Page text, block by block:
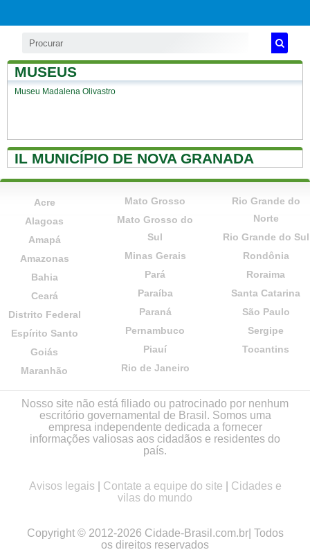
MUSEUS
Museu Madalena Olivastro
IL MUNICÍPIO DE NOVA GRANADA
Acre
Alagoas
Amapá
Amazonas
Bahia
Ceará
Distrito Federal
Espírito Santo
Goiás
Maranhão
Mato Grosso
Mato Grosso do
Sul
Minas Gerais
Pará
Paraíba
Paraná
Pernambuco
Piauí
Rio de Janeiro
Rio Grande do
Norte
Rio Grande do Sul
Rondônia
Roraima
Santa Catarina
São Paulo
Sergipe
Tocantins
Nosso site não está filiado ou patrocinado por nenhum
escritório governamental de Brasil. Somos uma
empresa independente dedicada a fornecer
informações valiosas aos cidadãos e residentes do
país.
Avisos legais Contate a equipe do site
Cidades e
vilas do mundo
Copyright © 2012-2026 Cidade-Brasil.com.br| Todos
os direitos reservados